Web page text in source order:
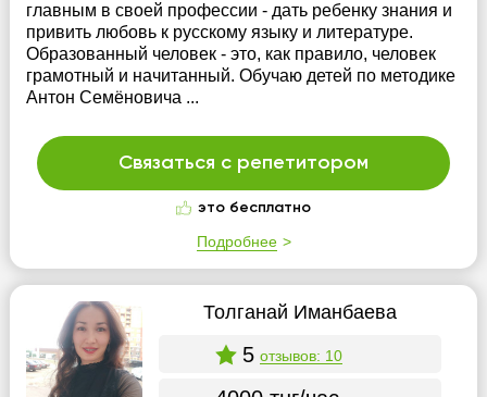
главным в своей профессии - дать ребенку знания и
привить любовь к русскому языку и литературе.
Образованный человек - это, как правило, человек
грамотный и начитанный. Обучаю детей по методике
Антон Семёновича ...
Связаться с репетитором
это бесплатно
Подробнее
Толганай Иманбаева
5 отзывов: 10